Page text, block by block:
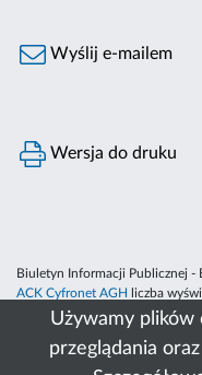
Używamy plików
przeglądania
Wyślij e-mailem
Wersja do druku
Biuletyn Informacji Publicznej
ACK Cyfronet AGH
liczba